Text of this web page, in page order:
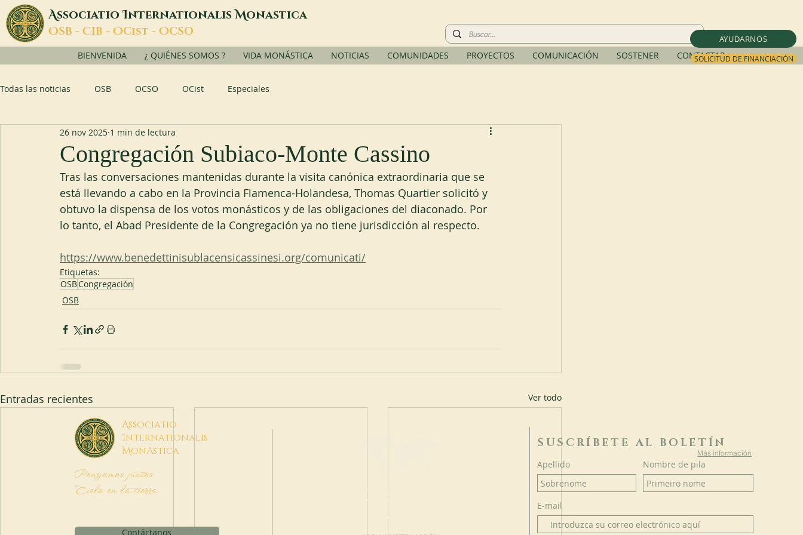
AYUDARNOS
SOLICITUD DE FINANCIACIÓN
AssociatioInternationalisMonastica
OSB - CIB - OCist - OCSO
BIENVENIDA ¿ QUIÉNES SOMOS ? VIDA MONÁSTICA NOTICIAS COMUNIDADES PROYECTOS COMUNICACIÓN SOSTENER CONTACTAR
Todas las noticias OSB OCSO OCist Especiales
Congregación Subiaco-Monte Cassino
26 nov 2025 1 min de lectura
Tras las conversaciones mantenidas durante la visita canónica extraordinaria que se
está llevando a cabo en la Provincia Flamenca-Holandesa, Thomas Quartier solicitó y
obtuvo la dispensa de los votos monásticos y de las obligaciones del diaconado. Por
lo tanto, el Abad Presidente de la Congregación ya no tiene jurisdicción al respecto.
https://www.benedettinisublacensicassinesi.org/comunicati/
Etiquetas:
OSBCongregación
OSB
Entradas recientes Ver todo
Associatio
Internationalis
MonAstica
Pongamos juntos
Cielo en la tierra
Contáctanos
HAGA UNA
DONACIÓN
SUSCRÍBETE AL BOLETÍN
Más información
Apellido Nombre de pila
E-mail